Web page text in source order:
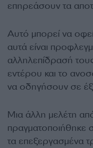
επηρεάσουν τα
Αυτό μπορεί να
αυτά είναι
αλληλεπίδρασή
εντέρου και το
να οδηγήσουν σε
Μια άλλη μελέτη
πραγματοποιήθηκε
τα επεξεργασμένα